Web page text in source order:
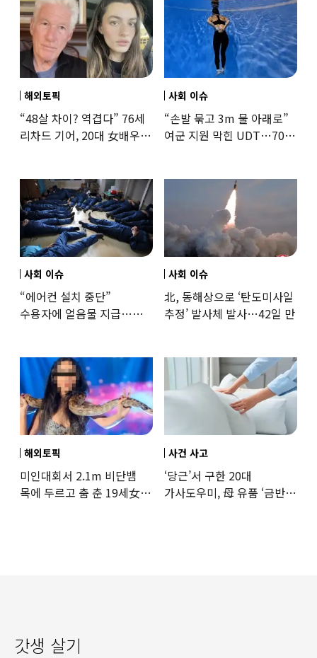
해외토픽
“48살 차이? 역겹다” 76세
리차드 기어, 20대 女배우와
사회 이슈
“손발 묶고 3m 물 아래로”
여군 지원 막힌 UDT…707
사회 이슈
“에어컨 설치 중단”
수용자에 얼음물 지급…
사회 이슈
北, 동해상으로 ‘탄도미사일
추정’ 발사체 발사…42일 만
해외토픽
미인대회서 2.1m 비단뱀
목에 두르고 춤 춘 19세女
사건 사고
‘당근’서 구한 20대
가사도우미, 母 유품 ‘금반지
갓생 살기